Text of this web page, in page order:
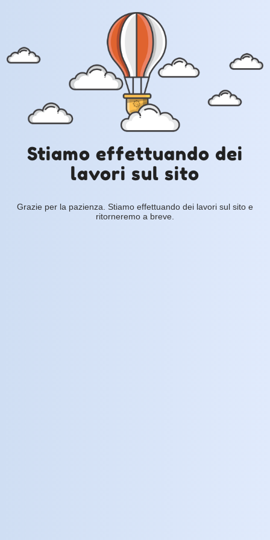
Stiamo effettuando dei
lavori sul sito
Grazie per la pazienza. Stiamo effettuando dei lavori sul sito e
ritorneremo a breve.